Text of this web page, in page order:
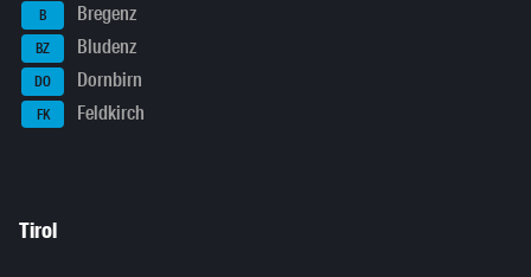
B Bregenz
BZ Bludenz
DO Dornbirn
FK Feldkirch
Tirol